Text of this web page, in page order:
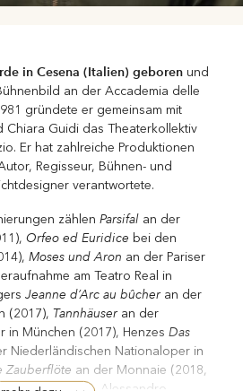
in Cesena (Italien) geboren und
an der Accademia delle
gründete er gemeinsam mit
Chiara Guidi das Theaterkollektiv
Er hat zahlreiche Produktionen
Regisseur, Bühnen- und
verantwortete.
zählenParsifal an der
Orfeo ed Euridice bei den
Moses und Aron an der Pariser
am Teatro Real in
Jeanne d’Arc au bûcher an der
(2017),Tannhäuser an der
in München (2017), HenzesDas
Niederländischen Nationaloper in
Zauberflöte an der Monnaie (2018,